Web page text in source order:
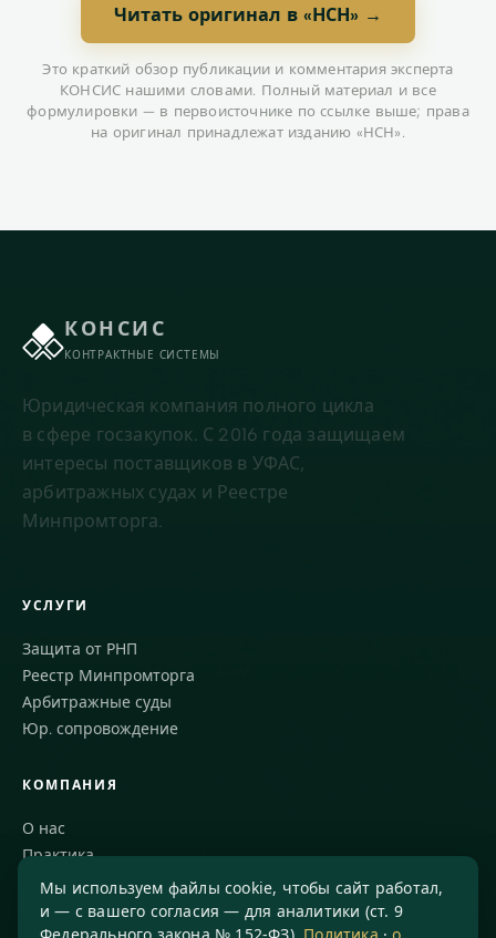
Читать оригинал в «НСН» →
Это краткий обзор публикации и комментария эксперта
КОНСИС нашими словами. Полный материал и все
формулировки — в первоисточнике по ссылке выше; права
на оригинал принадлежат изданию «НСН».
КОНСИС
КОНТРАКТНЫЕ СИСТЕМЫ
Юридическая компания полного цикла
в сфере госзакупок. С 2016 года защищаем
интересы поставщиков в УФАС,
арбитражных судах и Реестре
Минпромторга.
УСЛУГИ
Защита от РНП
Реестр Минпромторга
Арбитражные суды
Юр. сопровождение
КОМПАНИЯ
О нас
Практика
Блог
Команда
Мы используем файлы cookie, чтобы сайт работал,
и — с вашего согласия — для аналитики (ст. 9